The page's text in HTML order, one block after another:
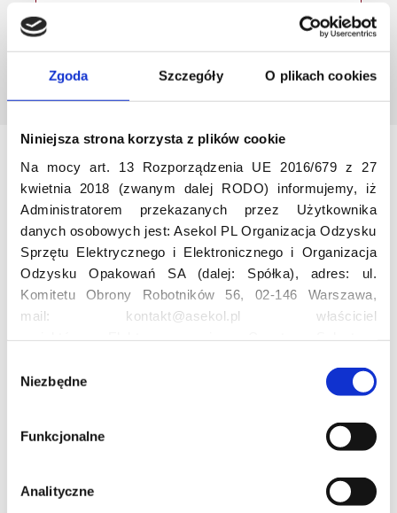
Zgoda Szczegóły O plikach cookies
Niniejsza strona korzysta z plików cookie
Na mocy art. 13 Rozporządzenia UE 2016/679 z 27
kwietnia 2018 (zwanym dalej RODO) informujemy, iż
Administratorem przekazanych przez Użytkownika
danych osobowych jest: Asekol PL Organizacja Odzysku
Sprzętu Elektrycznego i Elektronicznego i Organizacja
Odzysku Opakowań SA (dalej: Spółka), adres: ul.
Komitetu Obrony Robotników 56, 02-146 Warszawa,
mail: kontakt@asekol.pl właściciel
Asekolove. Administrator przetwarza następujące dane
osobowe Użytkowników: imię, nazwisko, adres e-mail,
numer telefonu, miasto, preferencje Użytkownika,
lokalizacja, obszar zainteresowania, dane przetwarzane
reklamowy Użytkownika, lokalizacja, identyfikator
urządzenia, data i godzina korzystania z serwisu, dane
Niezbędne
Funkcjonalne
Analityczne
Odwiedź nas
Edukacja
Projekt edukacyjny F(RE)Ecykling – FREEducation
Profesjonalna i Bezpieczna Utylizacja Elektroodpadów